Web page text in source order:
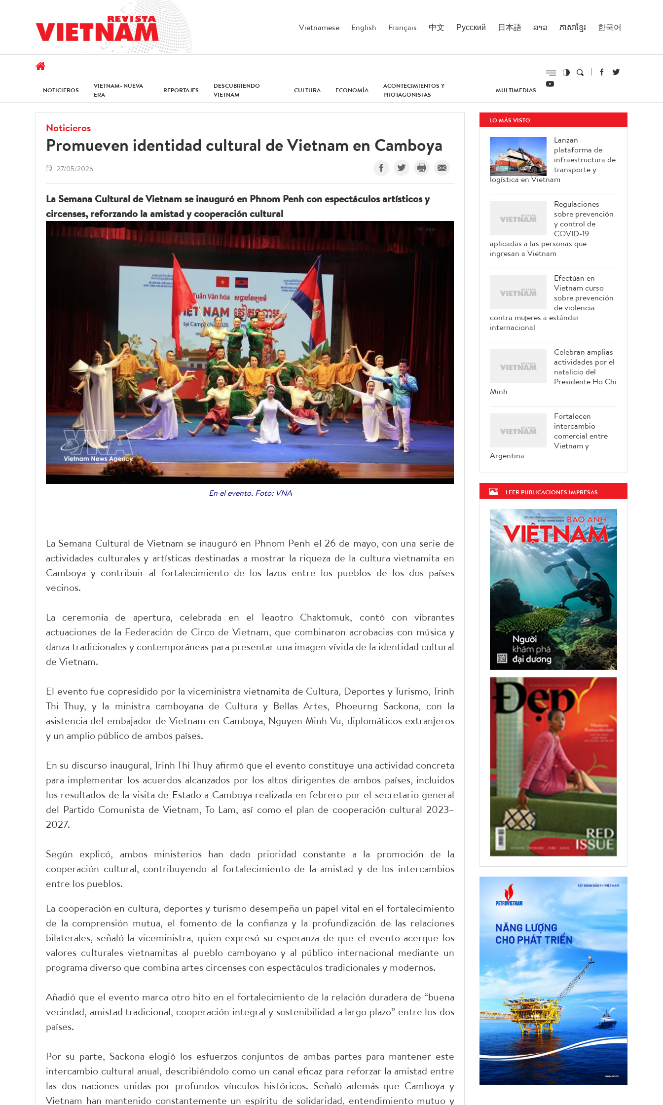
Vietnamese English Français 中文 Русский 日本語 ລາວ ភាសាខ្មែរ 한국어
NOTICIEROS
VIETNAM- NUEVA
ERA
REPORTAJES
DESCUBRIENDO
VIETNAM
CULTURA ECONOMÍA
ACONTECIMIENTOS Y
PROTAGONISTAS
MULTIMEDIAS
Noticieros
Promueven identidad cultural de Vietnam en Camboya
27/05/2026
La Semana Cultural de Vietnam se inauguró en Phnom Penh con espectáculos artísticos y
circenses, reforzando la amistad y cooperación cultural
En el evento. Foto: VNA
La Semana Cultural de Vietnam se inauguró en Phnom Penh el 26 de mayo, con una serie de
actividades culturales y artísticas destinadas a mostrar la riqueza de la cultura vietnamita en
Camboya y contribuir al fortalecimiento de los lazos entre los pueblos de los dos países
vecinos.
La ceremonia de apertura, celebrada en el Teaotro Chaktomuk, contó con vibrantes
actuaciones de la Federación de Circo de Vietnam, que combinaron acrobacias con música y
danza tradicionales y contemporáneas para presentar una imagen vívida de la identidad cultural
de Vietnam.
El evento fue copresidido por la viceministra vietnamita de Cultura, Deportes y Turismo, Trinh
Thi Thuy, y la ministra camboyana de Cultura y Bellas Artes, Phoeurng Sackona, con la
asistencia del embajador de Vietnam en Camboya, Nguyen Minh Vu, diplomáticos extranjeros
y un amplio público de ambos países.
En su discurso inaugural, Trinh Thi Thuy afirmó que el evento constituye una actividad concreta
para implementar los acuerdos alcanzados por los altos dirigentes de ambos países, incluidos
los resultados de la visita de Estado a Camboya realizada en febrero por el secretario general
del Partido Comunista de Vietnam, To Lam, así como el plan de cooperación cultural 2023–
2027.
Según explicó, ambos ministerios han dado prioridad constante a la promoción de la
cooperación cultural, contribuyendo al fortalecimiento de la amistad y de los intercambios
entre los pueblos.
La cooperación en cultura, deportes y turismo desempeña un papel vital en el fortalecimiento
de la comprensión mutua, el fomento de la confianza y la profundización de las relaciones
bilaterales, señaló la viceministra, quien expresó su esperanza de que el evento acerque los
valores culturales vietnamitas al pueblo camboyano y al público internacional mediante un
programa diverso que combina artes circenses con espectáculos tradicionales y modernos.
Añadió que el evento marca otro hito en el fortalecimiento de la relación duradera de “buena
vecindad, amistad tradicional, cooperación integral y sostenibilidad a largo plazo” entre los dos
países.
Por su parte, Sackona elogió los esfuerzos conjuntos de ambas partes para mantener este
intercambio cultural anual, describiéndolo como un canal eficaz para reforzar la amistad entre
las dos naciones unidas por profundos vínculos históricos. Señaló además que Camboya y
Vietnam han mantenido constantemente un espíritu de solidaridad, entendimiento mutuo y
LO MÁS VISTO
Lanzan
plataforma de
infraestructura de
transporte y
logística en Vietnam
Regulaciones
sobre prevención
y control de
COVID-19
aplicadas a las personas que
ingresan a Vietnam
Efectúan en
Vietnam curso
sobre prevención
de violencia
contra mujeres a estándar
internacional
Celebran amplias
actividades por el
natalicio del
Presidente Ho Chi
Minh
Fortalecen
intercambio
comercial entre
Vietnam y
Argentina
LEER PUBLICACIONES IMPRESAS